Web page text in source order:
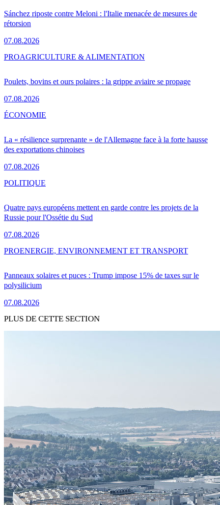
Sánchez riposte contre Meloni : l'Italie menacée de mesures de
rétorsion
07.08.2026
Poulets, bovins et ours polaires : la grippe aviaire se propage
07.08.2026
PROAGRICULTURE & ALIMENTATION
La « résilience surprenante » de l'Allemagne face à la forte hausse
des exportations chinoises
07.08.2026
ÉCONOMIE
Quatre pays européens mettent en garde contre les projets de la
Russie pour l'Ossétie du Sud
07.08.2026
POLITIQUE
Panneaux solaires et puces : Trump impose 15% de taxes sur le
polysilicium
07.08.2026
PROENERGIE, ENVIRONNEMENT ET TRANSPORT
PLUS DE CETTE SECTION